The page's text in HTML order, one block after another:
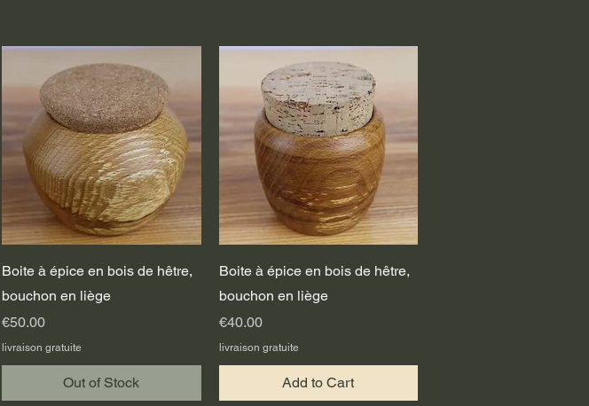
Quick View
Boite à épice en bois de hêtre,
bouchon en liège
Price
€50.00
livraison gratuite
Out of Stock
Quick View
Boite à épice en bois de hêtre,
bouchon en liège
Price
€40.00
livraison gratuite
Add to Cart